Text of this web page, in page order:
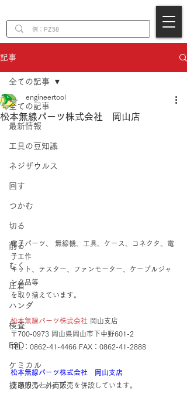
記事
全ての記事
最新情報
工具の豆知識
ネジザウルス
回す
つかむ
切る
削る
むく
圧着
ハンダ
検査
ESD
ケミカル
技ありショップ
全ての記事
松本無線パーツ株式会社 岡山店
engineertool
電子パーツ、 無線機、工具、ケース、コネクタ、電
子工作
キット、テスター、ファンモーター、ケーブルジャ
ンク品等
を取り揃えています。
松本無線パーツ株式会社 岡山支店
〒700-0973 岡山県岡山市下中野601-2
TEL：0862-41-4466 FAX：0862-41-2888
松本無線パーツ株式会社　岡山支店
店頭販売と外商販売を併設しています。